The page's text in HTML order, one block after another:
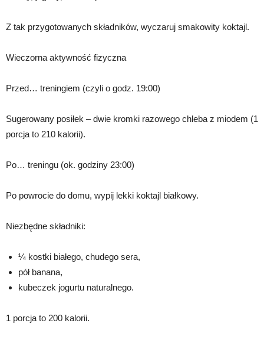
Z tak przygotowanych składników, wyczaruj smakowity koktajl.
Wieczorna aktywność fizyczna
Przed… treningiem (czyli o godz. 19:00)
Sugerowany posiłek – dwie kromki razowego chleba z miodem (1
porcja to 210 kalorii).
Po… treningu (ok. godziny 23:00)
Po powrocie do domu, wypij lekki koktajl białkowy.
Niezbędne składniki:
¼ kostki białego, chudego sera,
pół banana,
kubeczek jogurtu naturalnego.
1 porcja to 200 kalorii.